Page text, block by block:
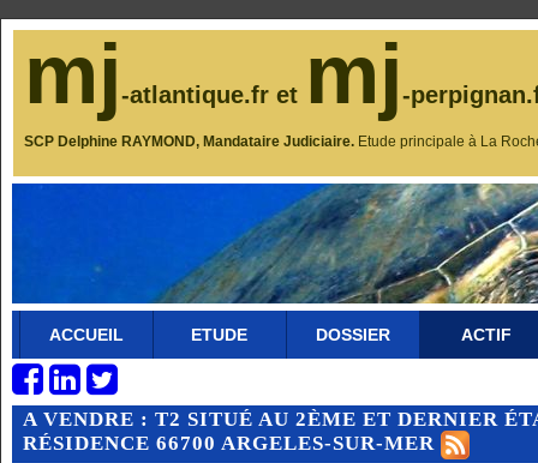
mj-atlantique.fr et mj-
SCP Delphine RAYMOND, Mandataire Judiciaire. Etude principale à La
ACCUEIL ETUDE DOSSIER ACTIF
A VENDRE : T2 SITUÉ AU 2ÈME ET DERNIER
RÉSIDENCE 66700 ARGELES-SUR-MER